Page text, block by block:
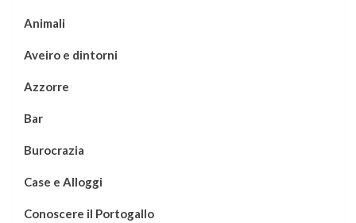
Animali
Aveiro e dintorni
Azzorre
Bar
Burocrazia
Case e Alloggi
Conoscere il Portogallo